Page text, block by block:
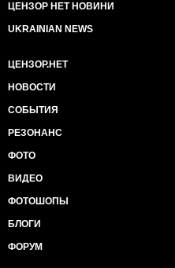
ЦЕНЗОР НЕТ НОВИНИ
UKRAINIAN NEWS
ЦЕНЗОР.НЕТ
НОВОСТИ
СОБЫТИЯ
РЕЗОНАНС
ФОТО
ВИДЕО
ФОТОШОПЫ
БЛОГИ
ФОРУМ